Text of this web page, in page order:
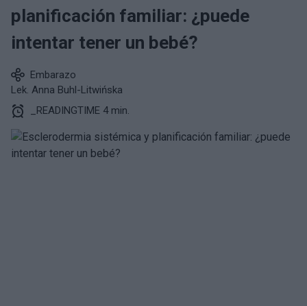
planificación familiar: ¿puede
intentar tener un bebé?
Embarazo
Lek. Anna Buhl-Litwińska
_READINGTIME 4 min.